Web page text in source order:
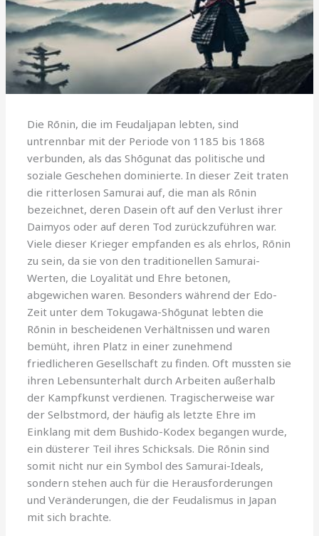
Die Rōnin, die im Feudaljapan lebten, sind
untrennbar mit der Periode von 1185 bis 1868
verbunden, als das Shōgunat das politische und
soziale Geschehen dominierte. In dieser Zeit traten
die ritterlosen Samurai auf, die man als Rōnin
bezeichnet, deren Dasein oft auf den Verlust ihrer
Daimyos oder auf deren Tod zurückzuführen war.
Viele dieser Krieger empfanden es als ehrlos, Rōnin
zu sein, da sie von den traditionellen Samurai-
Werten, die Loyalität und Ehre betonen,
abgewichen waren. Besonders während der Edo-
Zeit unter dem Tokugawa-Shōgunat lebten die
Rōnin in bescheidenen Verhältnissen und waren
bemüht, ihren Platz in einer zunehmend
friedlicheren Gesellschaft zu finden. Oft mussten sie
ihren Lebensunterhalt durch Arbeiten außerhalb
der Kampfkunst verdienen. Tragischerweise war
der Selbstmord, der häufig als letzte Ehre im
Einklang mit dem Bushido-Kodex begangen wurde,
ein düsterer Teil ihres Schicksals. Die Rōnin sind
somit nicht nur ein Symbol des Samurai-Ideals,
sondern stehen auch für die Herausforderungen
und Veränderungen, die der Feudalismus in Japan
mit sich brachte.